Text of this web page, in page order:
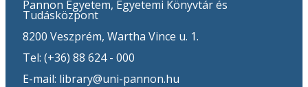
Pannon Egyetem, Egyetemi Könyvtár és
Tudásközpont
8200 Veszprém, Wartha Vince u. 1.
Tel: (+36) 88 624 - 000
E-mail: library@uni-pannon.hu